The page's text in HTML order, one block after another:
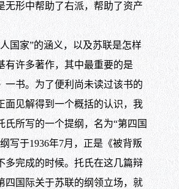
无形中帮助了右派，帮助了资产
家”的涵义，以及苏联是怎样
有许多著作，其中最重要的是
一书。为了便利尚未读过该书的
面见解得到一个概括的认识，我
氏所写的一个提纲，名为“第四国
写于1936年7月，正是《被背叛
多完成的时候。托氏在这几篇辩
四国际关于苏联的纲领立场，就